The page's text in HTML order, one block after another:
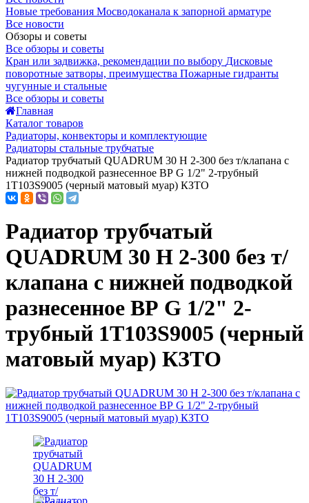
Новые требования Мосводоканала к запорной арматуре
Все новости
Обзоры и советы
Все обзоры и советы
Кран или задвижка, рекомендации по выбору Дисковые
поворотные затворы, преимущества Пожарные гидранты
чугунные и стальные
Все обзоры и советы
Главная
Каталог товаров
Радиаторы, конвекторы и комплектующие
Радиаторы стальные трубчатые
Радиатор трубчатый QUADRUM 30 H 2-300 без т/клапана с
нижней подводкой разнесенное ВР G 1/2" 2-трубный
1T103S9005 (черный матовый муар) КЗТО
Радиатор трубчатый
QUADRUM 30 H 2-300 без т/
клапана с нижней подводкой
разнесенное ВР G 1/2" 2-
трубный 1T103S9005 (черный
матовый муар) КЗТО